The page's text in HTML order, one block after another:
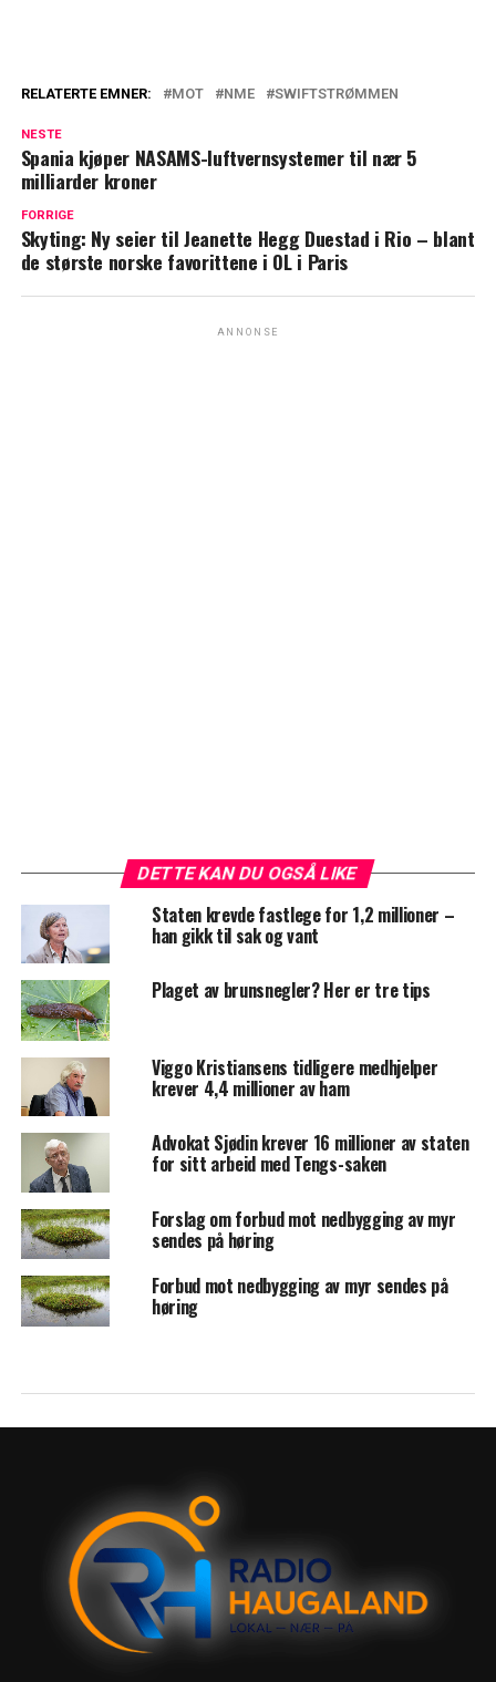
RELATERTE EMNER: MOT NME SWIFTSTRØMMEN
NESTE
Spania kjøper NASAMS-luftvernsystemer til nær 5
milliarder kroner
FORRIGE
Skyting: Ny seier til Jeanette Hegg Duestad i Rio – blant
de største norske favorittene i OL i Paris
ANNONSE
DETTE KAN DU OGSÅ LIKE
Staten krevde fastlege for 1,2 millioner –
han gikk til sak og vant
Plaget av brunsnegler? Her er tre tips
Viggo Kristiansens tidligere medhjelper
krever 4,4 millioner av ham
Advokat Sjødin krever 16 millioner av staten
for sitt arbeid med Tengs-saken
Forslag om forbud mot nedbygging av myr
sendes på høring
Forbud mot nedbygging av myr sendes på
høring